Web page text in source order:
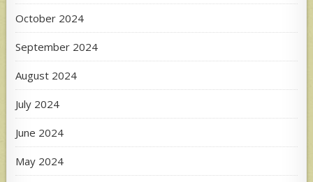
October 2024
September 2024
August 2024
July 2024
June 2024
May 2024